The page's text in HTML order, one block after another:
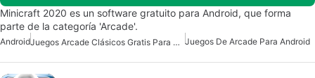
Minicraft 2020 es un software gratuito para Android, que forma
parte de la categoría 'Arcade'.
Android Juegos Arcade Clásicos Gratis Para Android Juegos De Arcade Para Android